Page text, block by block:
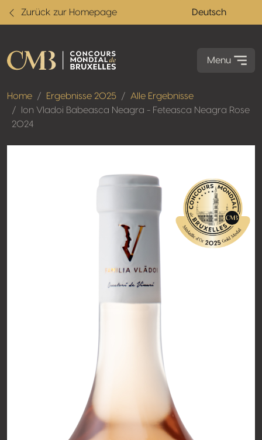
Zurück zur Homepage Deutsch
Menu
Home Ergebnisse 2025
Alle Ergebnisse
Ion Vladoi Babeasca Neagra - Feteasca Neagra Rose
2024